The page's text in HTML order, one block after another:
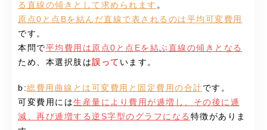
る直線の傾きとして求められます 。
原点0と点Bを結んだ直線で表されるのは平均可変費用
です。
本問で平均費用は原点0と点Eを結ぶ直線の傾きとなる
ため、本選択肢は誤って います。
b:総費用曲線とは可変費用と固定費用の合計 です。
可変費用には生産量により費用が逓増し、その後に逓
減、再び逓増する逆S字型のグラフになる 特徴がありま